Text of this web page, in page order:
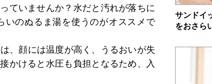
サンドイ
をおさら
ていませんか？水だと汚れが落ちに
のぬるま湯を使うのがオススメで
、顔には温度が高く、うるおいが失
かけると水圧も負担となるため、入